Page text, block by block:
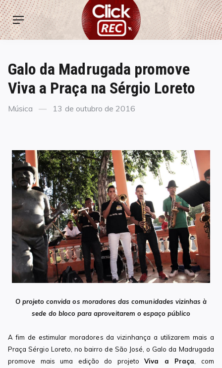
Skip
to
content
ClickREC
Menu
Galo da Madrugada promove
Viva a Praça na Sérgio Loreto
Categories
Música
Posted
13 de outubro de 2016
O projeto convida os moradores das comunidades vizinhas à
sede do bloco para aproveitarem o espaço público
A fim de estimular moradores da vizinhança a utilizarem mais a
Praça Sérgio Loreto, no bairro de São José, o Galo da Madrugada
promove mais uma edição do projetoViva a Praça , com